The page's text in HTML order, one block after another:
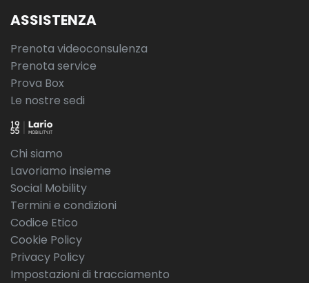
ASSISTENZA
Prenota videoconsulenza
Prenota service
Prova Box
Le nostre sedi
Chi siamo
Lavoriamo insieme
Social Mobility
Termini e condizioni
Codice Etico
Cookie Policy
Privacy Policy
Impostazioni di tracciamento